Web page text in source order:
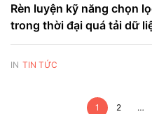
Rèn luyện kỹ năng chọn
trong thời đại quá tải dữ
IN TIN TỨC
1 2 …